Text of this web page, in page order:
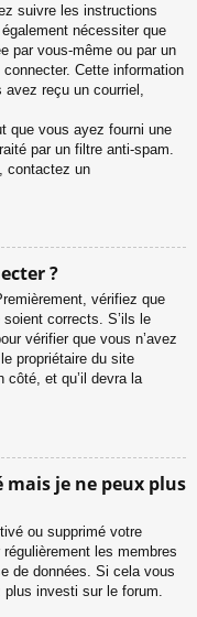
suivre les instructions
nécessiter que
par vous-même ou par un
Cette information
reçu un courriel,
que vous ayez fourni une
par un filtre anti-spam.
contactez un
?
vérifiez que
corrects. S’ils le
vérifier que vous n’avez
propriétaire du site
côté, et qu’il devra la
mais je ne peux plus
ou supprimé votre
les membres
de données. Si cela vous
investi sur le forum.